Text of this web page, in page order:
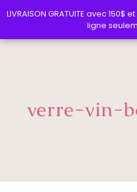
verre-vin-
LIVRAISON GRATUITE avec
ligne
LIVRAISON GRATUITE avec
ligne